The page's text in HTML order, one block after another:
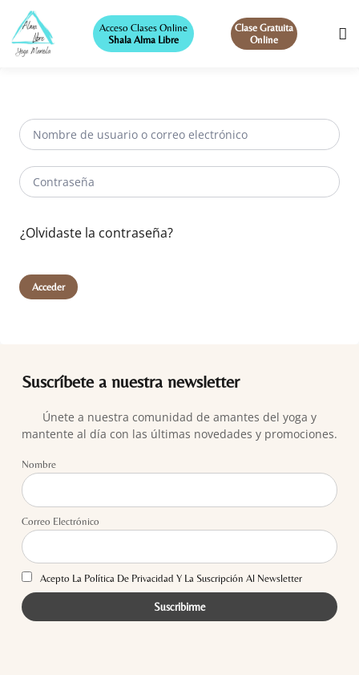
Acceso Clases Online
Shala Alma Libre
Clase Gratuita
Online
¿Olvidaste la contraseña?
Acceder
Suscríbete a nuestra newsletter
Únete a nuestra comunidad de amantes del yoga y
mantente al día con las últimas novedades y promociones.
Nombre
Correo Electrónico
Acepto La Política De Privacidad Y La Suscripción Al Newsletter